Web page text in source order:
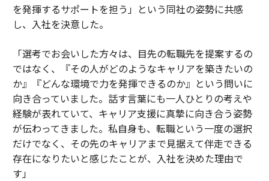
を発揮するサポートを担う」という同社の姿勢に共感
し、入社を決意した。
「選考でお会いした方々は、目先の転職先を提案するの
ではなく、『その人がどのようなキャリアを築きたいの
か』『どんな環境で力を発揮できるのか』という問いに
向き合っていました。話す言葉にも一人ひとりの考えや
経験が表れていて、キャリア支援に真摯に向き合う姿勢
が伝わってきました。私自身も、転職という一度の選択
だけでなく、その先のキャリアまで見据えて伴走できる
存在になりたいと感じたことが、入社を決めた理由で
す」